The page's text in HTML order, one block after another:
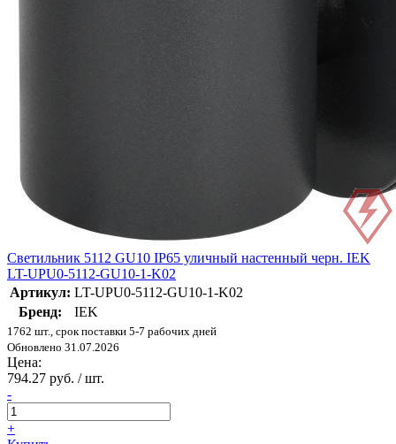
Светильник 5112 GU10 IP65 уличный настенный черн. IEK
LT-UPU0-5112-GU10-1-K02
Артикул: LT-UPU0-5112-GU10-1-K02
Бренд:
IEK
1762 шт., срок поставки 5-7 рабочих дней
Обновлено 31.07.2026
Цена:
794.27 руб. / шт.
-
+